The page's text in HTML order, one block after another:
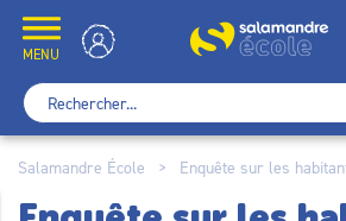
content
MENU
École
Rechercher :
Salamandre École > Enquête sur les